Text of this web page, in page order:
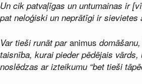
Un cik patvaļīgas un untumainas ir
pat neloģiski un neprātīgi ir sievietes
Var tieši runāt paranimus
taisnība, kurai pieder pēdējais
noslēdzas ar izteikumu “bet tieši